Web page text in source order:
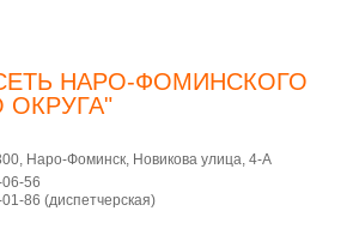
НАРО-ФОМИНСКОГО
ОКРУГА"
Наро-Фоминск, Новикова улица, 4-А
56
86 (диспетчерская)